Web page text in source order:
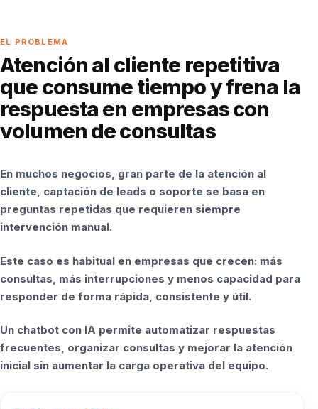
EL PROBLEMA
Atención al cliente repetitiva
que consume tiempo y frena la
respuesta en empresas con
volumen de consultas
En muchos negocios, gran parte de la atención al
cliente, captación de leads o soporte se basa en
preguntas repetidas que requieren siempre
intervención manual.
Este caso es habitual en empresas que crecen: más
consultas, más interrupciones y menos capacidad para
responder de forma rápida, consistente y útil.
Un chatbot con IA permite automatizar respuestas
frecuentes, organizar consultas y mejorar la atención
inicial sin aumentar la carga operativa del equipo.